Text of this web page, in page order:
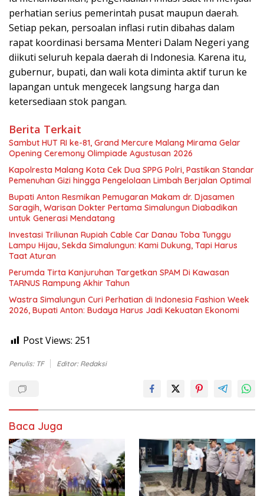
perhatian serius pemerintah pusat maupun daerah.
Setiap pekan, persoalan inflasi rutin dibahas dalam
rapat koordinasi bersama Menteri Dalam Negeri yang
diikuti seluruh kepala daerah di Indonesia. Karena itu,
gubernur, bupati, dan wali kota diminta aktif turun ke
lapangan untuk mengecek langsung harga dan
ketersediaan stok pangan.
Berita Terkait
Sambut HUT RI ke-81, Grand Mercure Malang Mirama Gelar
Opening Ceremony Olimpiade Agustusan 2026
Kapolresta Malang Kota Cek Dua SPPG Polri, Pastikan Standar
Pemenuhan Gizi hingga Pengelolaan Limbah Berjalan Optimal
Bupati Anton Resmikan Pemugaran Makam dr. Djasamen
Saragih, Warisan Dokter Pertama Simalungun Diabadikan
untuk Generasi Mendatang
Investasi Triliunan Rupiah Cable Car Danau Toba Tunggu
Lampu Hijau, Sekda Simalungun: Kami Dukung, Tapi Harus
Taat Aturan
Perumda Tirta Kanjuruhan Targetkan SPAM Di Kawasan
TARNUS Rampung Akhir Tahun
Wastra Simalungun Curi Perhatian di Indonesia Fashion Week
2026, Bupati Anton: Budaya Harus Jadi Kekuatan Ekonomi
Post Views: 251
Penulis: TF Editor: Redaksi
Baca Juga